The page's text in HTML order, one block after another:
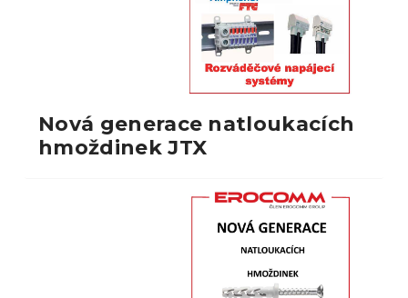
Nová generace natloukacích
hmoždinek JTX